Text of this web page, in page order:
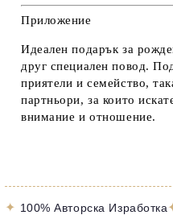
Приложение
Идеален подарък за
друг специален повод.
приятели и семейство,
партньори, за които
внимание и отношение.
✦ 100% Авторска Изработка